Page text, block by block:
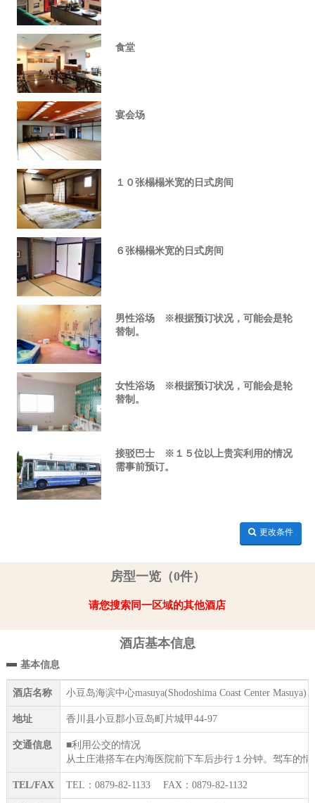
食堂
宴会场
１０张榻榻米宽的日式房间
６张榻榻米宽的日式房间
男性浴场 ※根据预订状况，可能会是轮
替制。
女性浴场 ※根据预订状况，可能会是轮
替制。
接驳巴士 ※１５位以上贵宾利用的情况
需事前预订。
更改条件
房型一览（0件）
请您搜索同一区域的其他酒店
酒店基本信息
基本信息
酒店名称 小豆岛海滨中心masuya(Shodoshima Coast Center Masuya)
地址 香川县小豆郡小豆岛町片城甲44-97
交通信息
■利用公交的情况
从土庄港搭车在内海医院前下车后步行１分钟。驾车的
TEL/FAX TEL：0879-82-1133 FAX：0879-82-1132